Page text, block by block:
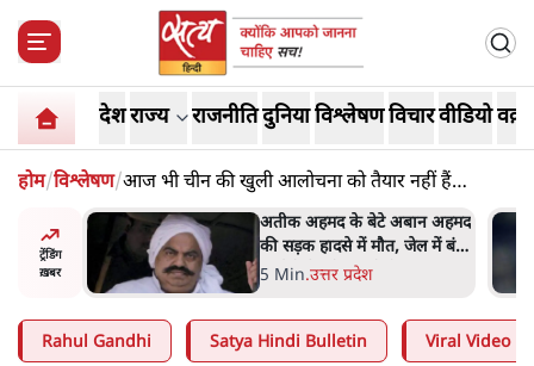
देशराज्य राजनीतिदुनियाविश्लेषणविचारवीडियो
होम/विश्लेषण/आज भी चीन की खुली आलोचना को तैयार नहीं हैं
ऑस्ट्रेलिया, जापान, भारत?
ट्रेंडिंग
ख़बर
अहमद
में बंद
शेख हसीना की प्रेस कॉन्फ्रेंस में
शामिल हुए क्रिकेटर शाकिब अल
हसन के घर पर पेट्रोल बम से हमला
5 Min.दुनिया
Rahul Gandhi Satya Hindi Bulletin Viral Video